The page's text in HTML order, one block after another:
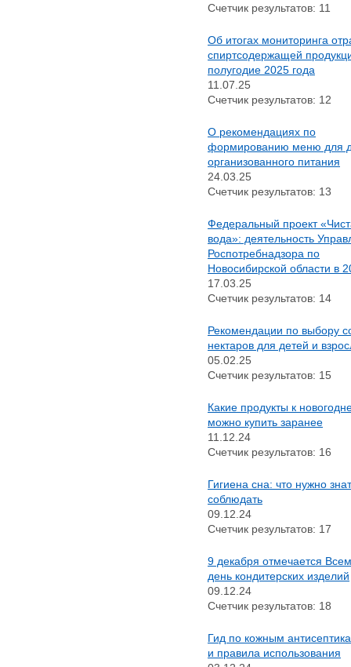
Счетчик результатов: 11
Об итогах мониторинга
спиртсодержащей
полугодие 2025 года
11.07.25
Счетчик результатов: 12
О рекомендациях по
формированию меню для
организованного питания
24.03.25
Счетчик результатов: 13
Федеральный проект
вода»: деятельность
Роспотребнадзора по
Новосибирской области в
17.03.25
Счетчик результатов: 14
Рекомендации по выбору
нектаров для детей и
05.02.25
Счетчик результатов: 15
Какие продукты к
можно купить заранее
11.12.24
Счетчик результатов: 16
Гигиена сна: что нужно
соблюдать
09.12.24
Счетчик результатов: 17
9 декабря отмечается
день кондитерских изделий
09.12.24
Счетчик результатов: 18
Гид по кожным
и правила использования